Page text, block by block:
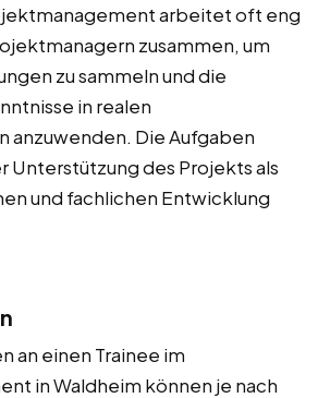
arbeitet oft eng
zusammen, um
zu sammeln und die
in realen
anzuwenden. Die Aufgaben
Unterstützung des Projekts als
und fachlichen Entwicklung
an einen Trainee im
in Waldheim können je nach